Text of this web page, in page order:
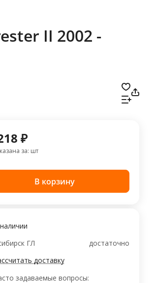
II 2002 -
₽
за: шт
В корзину
ГЛ
достаточно
доставку
задаваемые вопросы: